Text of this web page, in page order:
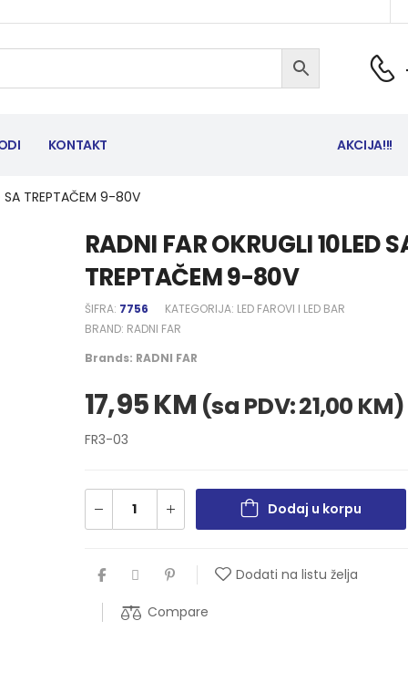
KONTAKT AKCIJA!!!
SA TREPTAČEM 9-80V
RADNI FAR OKRUGLI 10LED
TREPTAČEM 9-80V
ŠIFRA: 7756 KATEGORIJA: LED FAROVI I LED BAR
BRAND: RADNI FAR
Brands: RADNI FAR
17,95KM (sa PDV:21,00 KM)
FR3-03
Dodaj u korpu
Dodati na listu želja
Compare